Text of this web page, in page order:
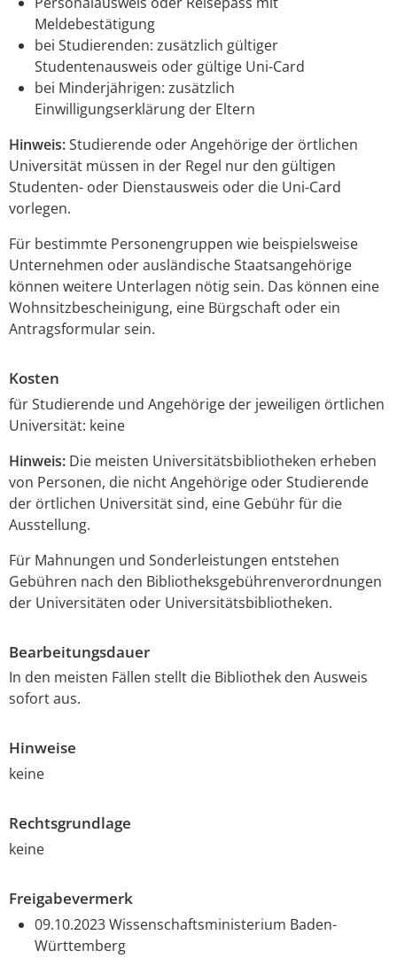
Meldebestätigung
bei Studierenden: zusätzlich gültiger
Studentenausweis oder gültige Uni-Card
bei Minderjährigen: zusätzlich
Einwilligungserklärung der Eltern
Hinweis:Studierende oder Angehörige der örtlichen
Universität müssen in der Regel nur den gültigen
Studenten- oder Dienstausweis oder die Uni-Card
vorlegen.
Für bestimmte Personengruppen wie beispielsweise
Unternehmen oder ausländische Staatsangehörige
können weitere Unterlagen nötig sein. Das können eine
Wohnsitzbescheinigung, eine Bürgschaft oder ein
Antragsformular sein.
Kosten
für Studierende und Angehörige der jeweiligen örtlichen
Universität: keine
Hinweis: Die meisten Universitätsbibliotheken erheben
von Personen, die nicht Angehörige oder Studierende
der örtlichen Universität sind, eine Gebühr für die
Ausstellung.
Für Mahnungen und Sonderleistungen entstehen
Gebühren nach den Bibliotheksgebührenverordnungen
der Universitäten oder Universitätsbibliotheken.
Bearbeitungsdauer
In den meisten Fällen stellt die Bibliothek den Ausweis
sofort aus.
Hinweise
keine
Rechtsgrundlage
keine
Freigabevermerk
09.10.2023 Wissenschaftsministerium Baden-
Württemberg